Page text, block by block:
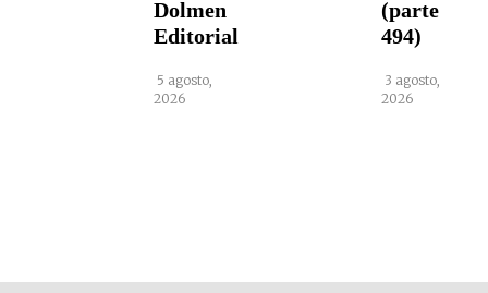
Dolmen
Editorial
5 agosto,
2026
(parte
494)
3 agosto,
2026